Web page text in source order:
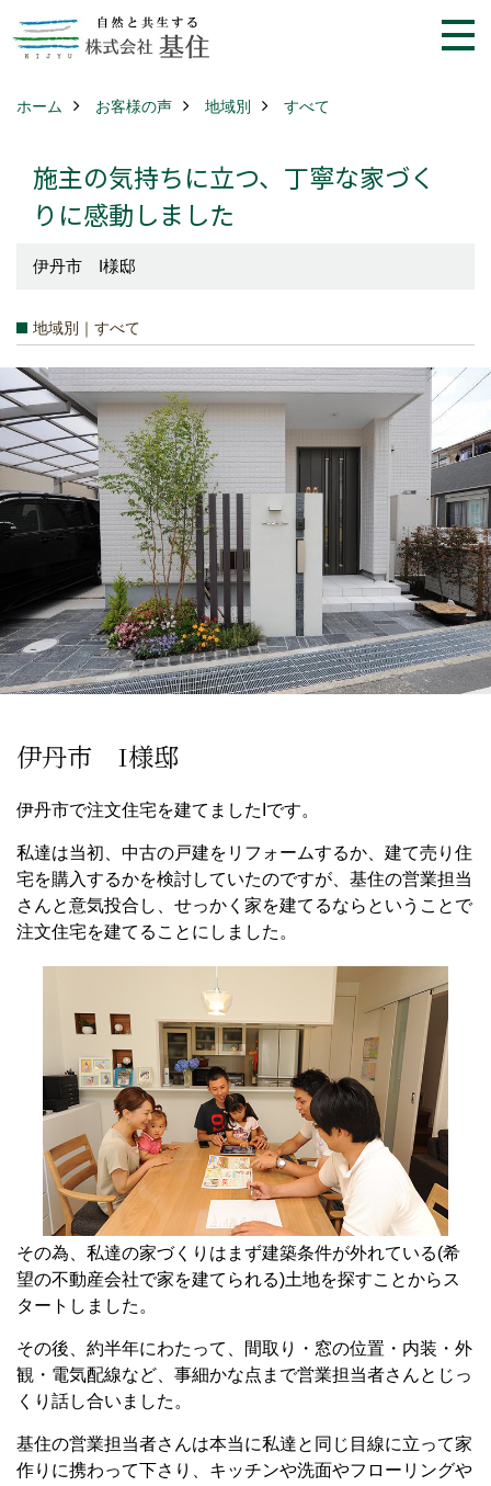
ホーム お客様の声 地域別 すべて
施主の気持ちに立つ、丁寧な家づく
りに感動しました
伊丹市 I様邸
地域別｜すべて
伊丹市 I様邸
伊丹市で注文住宅を建てましたIです。
私達は当初、中古の戸建をリフォームするか、建て売り住
宅を購入するかを検討していたのですが、基住の営業担当
さんと意気投合し、せっかく家を建てるならということで
注文住宅を建てることにしました。
その為、私達の家づくりはまず建築条件が外れている(希
望の不動産会社で家を建てられる)土地を探すことからス
タートしました。
その後、約半年にわたって、間取り・窓の位置・内装・外
観・電気配線など、事細かな点まで営業担当者さんとじっ
くり話し合いました。
基住の営業担当者さんは本当に私達と同じ目線に立って家
作りに携わって下さり、キッチンや洗面やフローリングや